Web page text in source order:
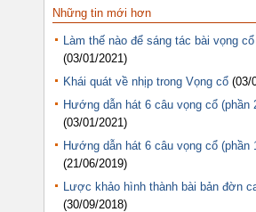
Những tin mới hơn
Làm thế nào để sáng tác bài vọng
(03/01/2021)
Khái quát về nhịp trong Vọng cổ (03/
Hướng dẫn hát 6 câu vọng cổ (phần
(03/01/2021)
Hướng dẫn hát 6 câu vọng cổ (phần
(21/06/2019)
Lược khảo hình thành bài bản đờn
(30/09/2018)